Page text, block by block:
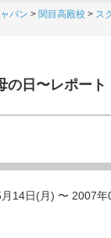
パン > 関目高殿校 > ス
の日〜レポート
14日(月) 〜 2007年